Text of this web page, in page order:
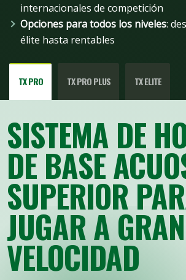
internacionales de competición
Opciones para todos los niveles:
élite hasta rentables
TX PRO TX PRO PLUS TX ELITE
SISTEMA DE
DE BASE
SUPERIOR
JUGAR A GRAN
VELOCIDAD